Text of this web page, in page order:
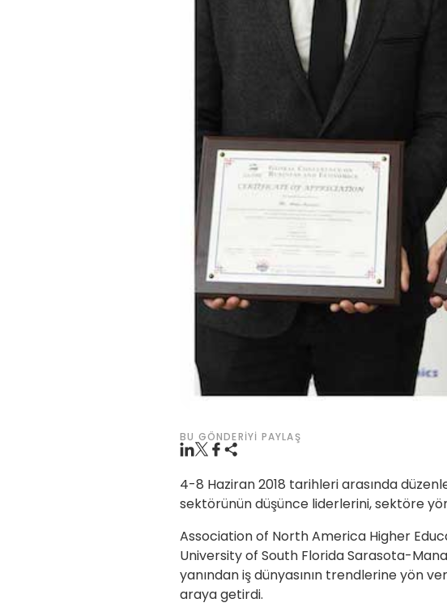
BU GÖNDERIYI PAYLAŞ
4-8 Haziran 2018 tarihleri arasında
sektörünün düşünce liderlerini, sektöre
Association of North America Higher
University of South Florida Sarasota-
yanından iş dünyasının trendlerine yön
araya getirdi.